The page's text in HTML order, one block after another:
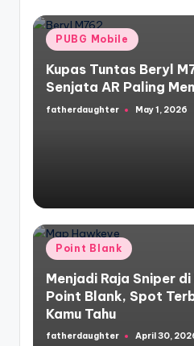
Posted
in
PUBG Mobile
Kupas Tuntas Beryl
Senjata AR Paling
Posted
fatherdaughter May 1, 2026
Posted
in
Point Blank
Menjadi Raja Sniper
Point Blank, Spot
Kamu Tahu
Posted
fatherdaughter April 30,